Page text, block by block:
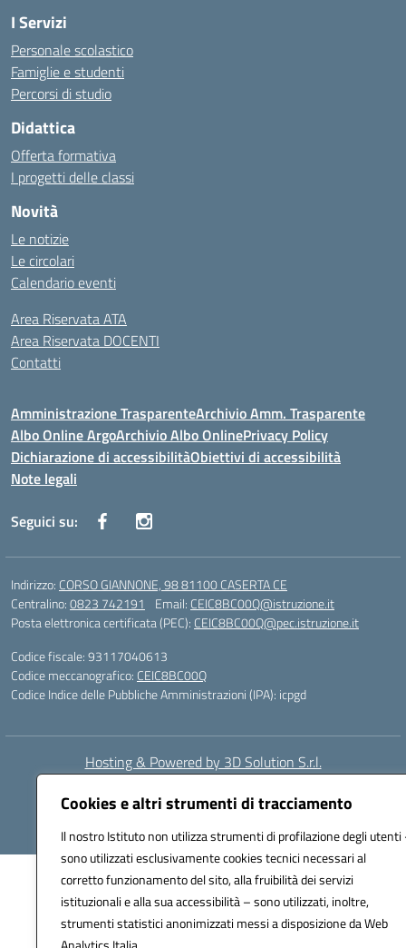
Cookies e altri strumenti di tracciamento
Il nostro Istituto non utilizza strumenti di profilazione degli utenti
sono utilizzati esclusivamente cookies tecnici necessari al
corretto funzionamento del sito, alla fruibilità dei servizi
istituzionali e alla sua accessibilità – sono utilizzati, inoltre,
strumenti statistici anonimizzati messi a disposizione da Web
I Servizi
Personale scolastico
Famiglie e studenti
Percorsi di studio
Didattica
Offerta formativa
I progetti delle classi
Novità
Le notizie
Le circolari
Calendario eventi
Area Riservata ATA
Area Riservata DOCENTI
Contatti
Amministrazione TrasparenteArchivio Amm. Trasparente
Albo Online ArgoArchivio Albo OnlinePrivacy Policy
Dichiarazione di accessibilitàObiettivi di accessibilità
Note legali
Seguici su:
Indirizzo: CORSO GIANNONE, 98 81100 CASERTA CE
Centralino:0823 742191 Email: CEIC8BC00Q@istruzione.it
Posta elettronica certificata (PEC): CEIC8BC00Q@pec.istruzione.it
Codice fiscale: 93117040613
Codice meccanografico: CEIC8BC00Q
Codice Indice delle Pubbliche Amministrazioni (IPA): icpgd
Hosting & Powered by 3D Solution S.r.l.